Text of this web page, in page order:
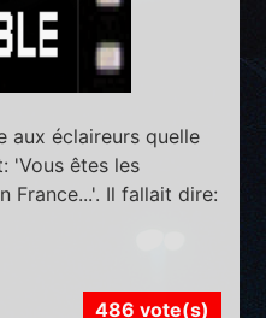
aux éclaireurs quelle
'Vous êtes les
France...'. Il fallait dire:
486 vote(s)